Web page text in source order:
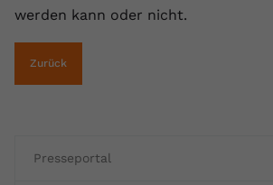
Presseportal
werden kann oder nicht.
Zurück
Anbieter Youtube.com
Laufzeit